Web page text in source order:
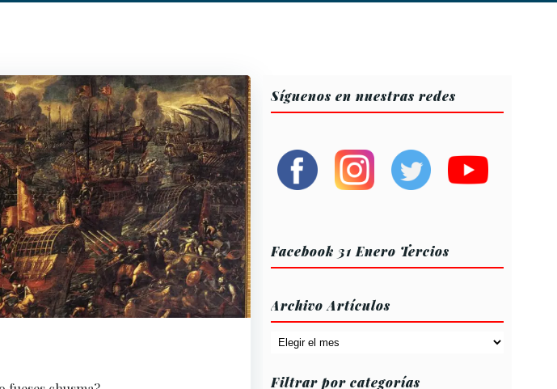
Síguenos en nuestras redes
Facebook 31 Enero Tercios
Archivo Artículos
Archivo
Filtrar por categorías